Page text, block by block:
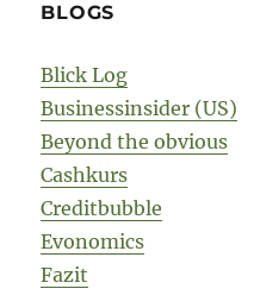
BLOGS
Blick Log
Businessinsider (US)
Beyond the obvious
Cashkurs
Creditbubble
Evonomics
Fazit